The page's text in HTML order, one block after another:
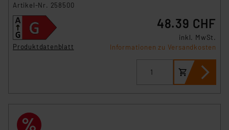
Artikel-Nr. 258500
Produktdatenblatt
48.39 CHF
inkl. MwSt.
Informationen zu Versandkosten